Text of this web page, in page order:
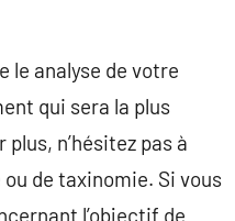
le analyse de votre
qui sera la plus
n’hésitez pas à
de taxinomie. Si vous
l’objectif de